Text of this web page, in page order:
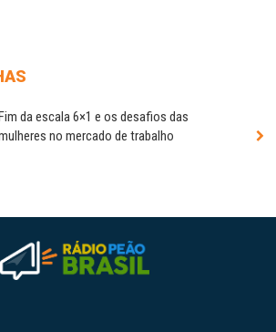
da escala 6×1 e os desafios das
no mercado de trabalho